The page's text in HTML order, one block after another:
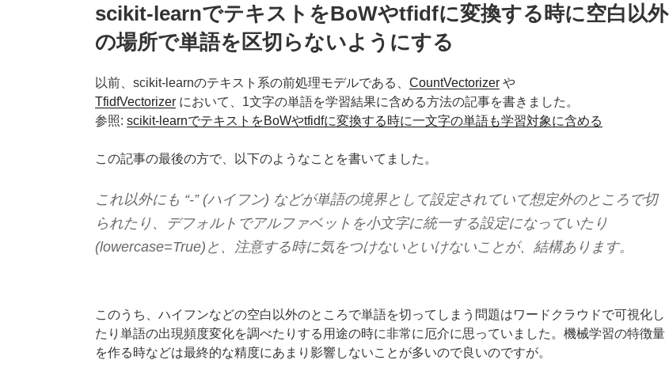
日:
scikit-learnでテキストをBoWやtfidfに変換する時に空白以外
の場所で単語を区切らないようにする
以前、scikit-learnのテキスト系の前処理モデルである、 CountVectorizer や
TfidfVectorizer において、1文字の単語を学習結果に含める方法の記事を書きました。
参照: scikit-learnでテキストをBoWやtfidfに変換する時に一文字の単語も学習対象に含める
この記事の最後の方で、以下のようなことを書いてました。
これ以外にも “-” (ハイフン) などが単語の境界として設定されていて想定外のところで切
られたり、デフォルトでアルファベットを小文字に統一する設定になっていたり
(lowercase=True)と、注意する時に気をつけないといけないことが、結構あります。
このうち、ハイフンなどの空白以外のところで単語を切ってしまう問題はワードクラウドで可視化し
たり単語の出現頻度変化を調べたりする用途の時に非常に厄介に思っていました。機械学習の特徴量
を作る時などは最終的な精度にあまり影響しないことが多いので良いのですが。